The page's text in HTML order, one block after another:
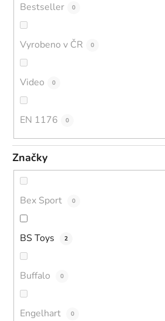
Bestseller 0
Vyrobeno v ČR 0
Video 0
EN 1176 0
Značky
Bex Sport 0
BS Toys 2
Buffalo 0
Engelhart 0